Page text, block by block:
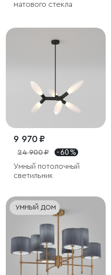
матового стекла
9 970 ₽
24 900 ₽
- 60 %
Умный потолочный
светильник
УМНЫЙ ДОМ